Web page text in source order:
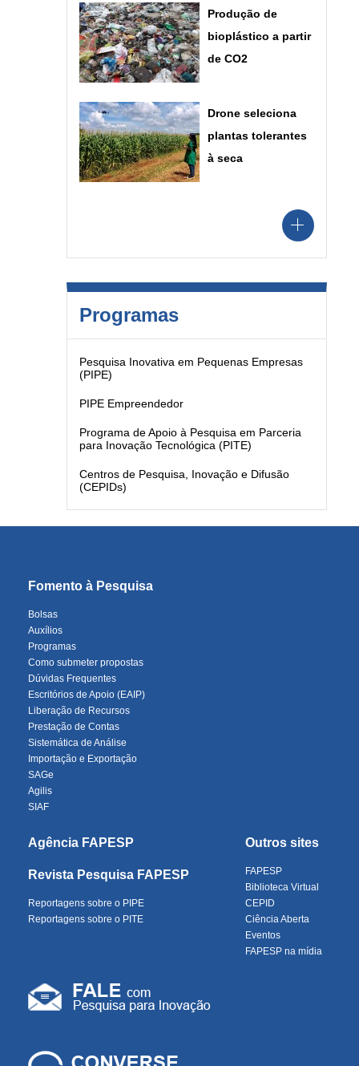
Produção de
bioplástico a partir
de CO2
Drone seleciona
plantas tolerantes
à seca
Programas
Pesquisa Inovativa em Pequenas Empresas
(PIPE)
PIPE Empreendedor
Programa de Apoio à Pesquisa em Parceria
para Inovação Tecnológica (PITE)
Centros de Pesquisa, Inovação e Difusão
(CEPIDs)
Fomento à Pesquisa
Bolsas
Auxílios
Programas
Como submeter propostas
Dúvidas Frequentes
Escritórios de Apoio (EAIP)
Liberação de Recursos
Prestação de Contas
Sistemática de Análise
Importação e Exportação
SAGe
Agilis
SIAF
Agência FAPESP
Revista Pesquisa FAPESP
Reportagens sobre o PIPE
Reportagens sobre o PITE
Outros sites
FAPESP
Biblioteca Virtual
CEPID
Ciência Aberta
Eventos
FAPESP na mídia